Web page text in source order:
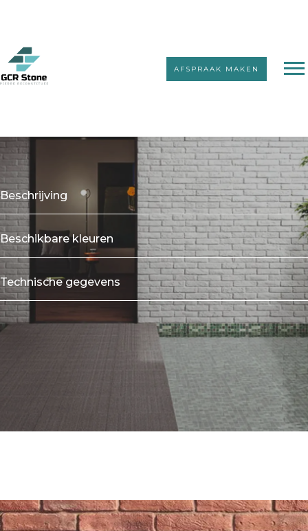
AFSPRAAK MAKEN
Beschrijving
Beschikbare kleuren
Technische gegevens